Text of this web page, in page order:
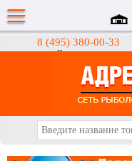
8 (495) 380-00-33
Интернет-магазин